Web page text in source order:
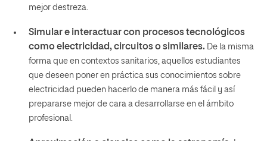
mejor destreza.
Simular e interactuar con procesos tecnológicos
como electricidad, circuitos o similares. De la misma
forma que en contextos sanitarios, aquellos estudiantes
que deseen poner en práctica sus conocimientos sobre
electricidad pueden hacerlo de manera más fácil y así
prepararse mejor de cara a desarrollarse en el ámbito
profesional.